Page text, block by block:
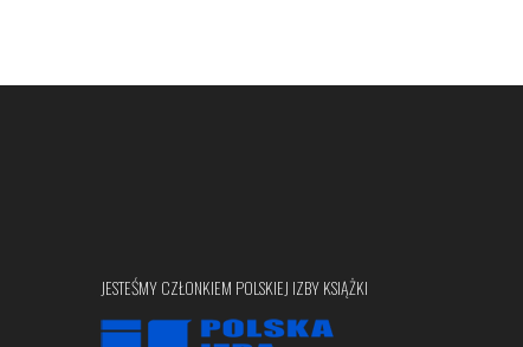
JESTEŚMY CZŁONKIEM POLSKIEJ IZBY KSIĄŻKI